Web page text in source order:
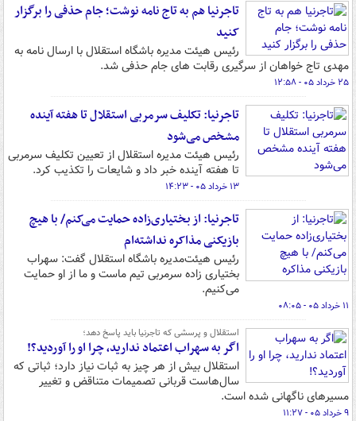
تاجرنیا هم به تاج نامه نوشت؛ جام حذفی را برگزار
کنید
رئیس هیئت مدیره باشگاه استقلال با ارسال نامه به
مهدی تاج خواهان از سرگیری رقابت های جام حذفی شد.
۲۵ خرداد ۰۵ - ۱۲:۵۸
تاجرنیا: تکلیف سرمربی استقلال تا هفته آینده
مشخص می‌شود
رئیس هیئت مدیره استقلال از تعیین تکلیف سرمربی
تا هفته آینده خبر داد و شایعات را تکذیب کرد.
۱۳ خرداد ۰۵ - ۱۴:۲۳
تاجرنیا: از بختیاری‌زاده حمایت می‌کنم/ با هیچ
بازیکنی مذاکره نداشته‌ام
رئیس هیئت‌مدیره باشگاه استقلال گفت: سهراب
بختیاری زاده سرمربی تیم ماست و ما از او حمایت
می‌کنیم.
۱۱ خرداد ۰۵ - ۰۸:۰۵
استقلال و پرسشی که تاجرنیا باید پاسخ دهد؛
اگر به سهراب اعتماد ندارید، چرا او را آوردید؟!
استقلال بیش از هر چیز به ثبات نیاز دارد؛ ثباتی که
سال‌هاست قربانی تصمیمات متناقض و تغییر
مسیرهای ناگهانی شده است.
۹ خرداد ۰۵ - ۱۱:۲۷